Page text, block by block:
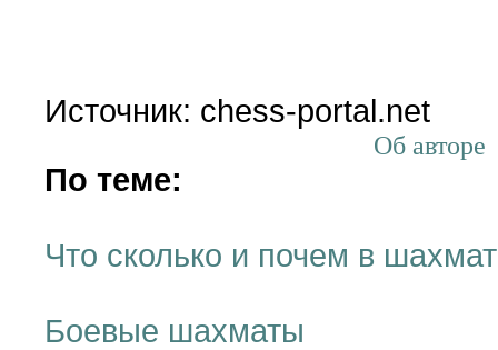
Источник: chess-portal.net
Об авторе
По теме:
Что сколько и почем в
Боевые шахматы